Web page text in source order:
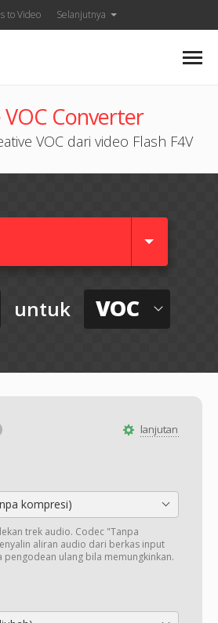
to Video Selanjutnya
VOC Converter
VOC dari video Flash F4V
untuk VOC
lanjutan
kompresi)
trek audio. Codec "Tanpa
aliran audio dari berkas input
ulang bila memungkinkan.